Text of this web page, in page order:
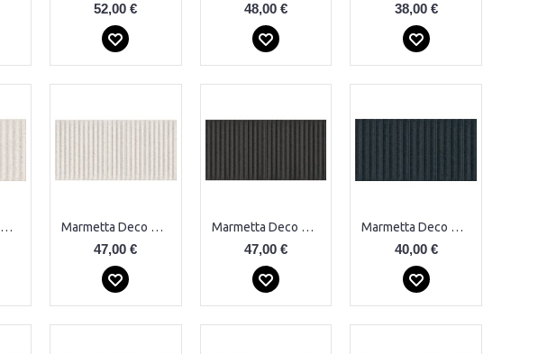
52,00 € 48,00 € 38,00 €
Marmetta Deco Cream Plytelės Marmetta Deco Cream Plytelės
47,00 €
Marmetta Deco Dark Plytelės
47,00 €
Marmetta Deco Dark Plytelės
40,00 €